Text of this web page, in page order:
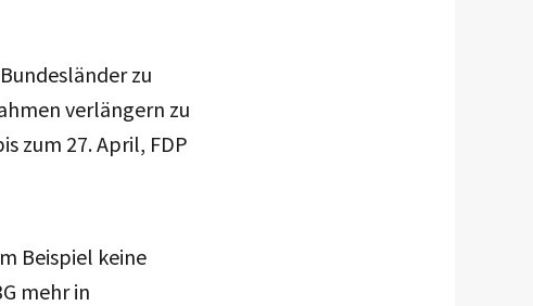
zu
verlängern zu
zum 27. April, FDP
Beispiel keine
mehr in